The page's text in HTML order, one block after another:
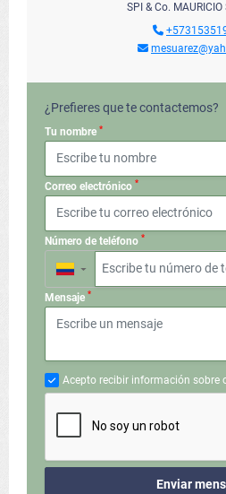
SPI & Co. MAURICIO
¿Prefieres que te contactemos?
Tu nombre *
Correo electrónico *
Número de teléfono *
▼
Mensaje *
Acepto recibir información sobre
Enviar